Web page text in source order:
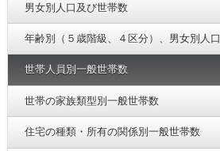
男女別人口及び世帯数
年齢別（５歳階級、４区分）、男女別人口
世帯人員別一般世帯数
世帯の家族類型別一般世帯数
住宅の種類・所有の関係別一般世帯数